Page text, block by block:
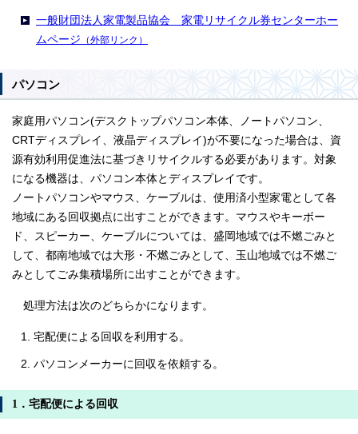
一般財団法人家電製品協会 家電リサイクル券センターホー
ムページ （外部リンク）
パソコン
家庭用パソコン(デスクトップパソコン本体、ノートパソコン、
CRTディスプレイ、液晶ディスプレイ)が不要になった場合は、資
源有効利用促進法に基づきリサイクルする必要があります。対象
になる機器は、パソコン本体とディスプレイです。
ノートパソコンやマウス、ケーブルは、使用済小型家電として各
地域にある回収拠点に出すことができます。マウスやキーボー
ド、スピーカー、ケーブルについては、盛岡地域では不燃ごみと
して、都南地域では大形・不燃ごみとして、玉山地域では不燃ご
みとしてごみ集積場所に出すことができます。
処理方法は次のどちらかになります。
宅配便による回収を利用する。
パソコンメーカーに回収を依頼する。
1．宅配便による回収